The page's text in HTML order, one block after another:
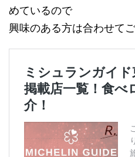
めているので
興味のある方は合わせて